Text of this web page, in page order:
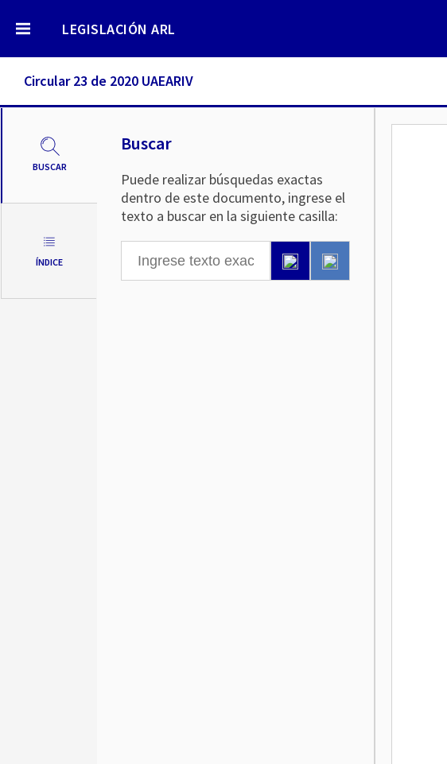
LEGISLACIÓN ARL
Circular 23 de 2020 UAEARIV
BUSCAR
ÍNDICE
Buscar
Puede realizar búsquedas exactas
dentro de este documento, ingrese el
texto a buscar en la siguiente casilla: